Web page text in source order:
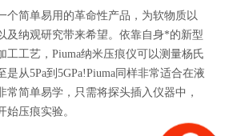
个简单易用的革命性产品，为软物质以
及纳观研究带来希望。依靠自身*的新型
工工艺，Piuma纳米压痕仪可以测量杨氏
从5Pa到5GPa!Piuma同样非常适合在液
常简单易学，只需将探头插入仪器中，
始压痕实验。